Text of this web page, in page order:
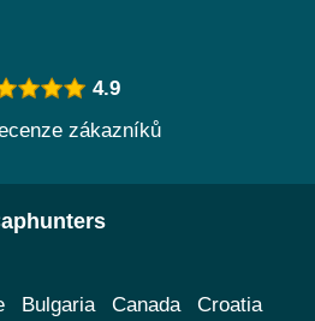
4.9
zákazníků
Bulgaria Canada Croatia